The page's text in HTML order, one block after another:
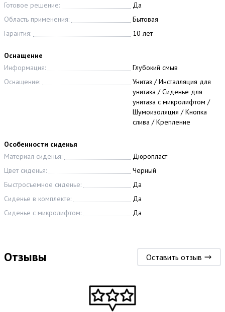
Готовое решение:
Да
Область применения:
Бытовая
Гарантия:
10 лет
Оснащение
Информация:
Глубокий смыв
Оснащение:
Унитаз / Инсталляция для
унитаза / Сиденье для
унитаза с микролифтом /
Шумоизоляция / Кнопка
слива / Крепление
Особенности сиденья
Материал сиденья:
Дюропласт
Цвет сиденья:
Черный
Быстросъемное сиденье:
Да
Сиденье в комплекте:
Да
Сиденье с микролифтом:
Да
Отзывы Оставить отзыв